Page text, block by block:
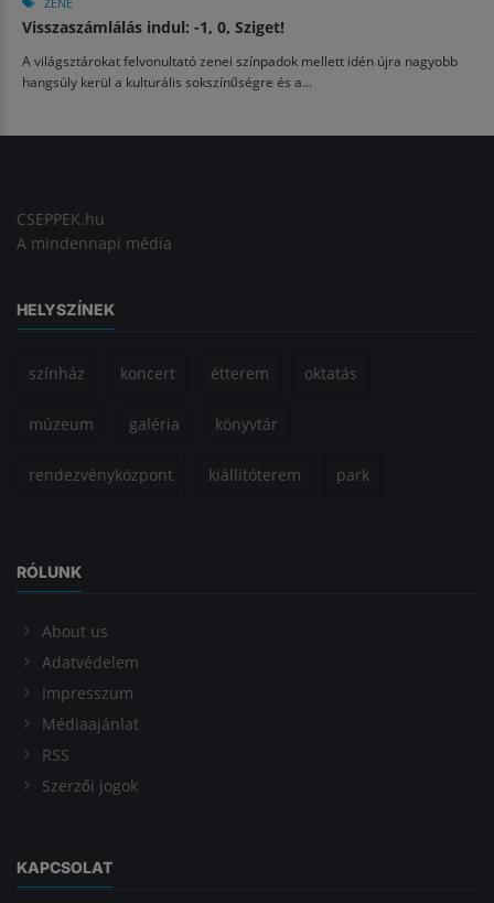
Visszaszámlálás indul: -1, 0, Sziget!
A világsztárokat felvonultató zenei színpadok mellett idén újra nagyobb
hangsúly kerül a kulturális sokszínűségre és a...
CSEPPEK.hu
A mindennapi média
HELYSZÍNEK
színház koncert étterem oktatás
múzeum galéria könyvtár
rendezvényközpont kiállítóterem park
RÓLUNK
About us
Adatvédelem
Impresszum
Médiaajánlat
RSS
Szerzői jogok
KAPCSOLAT